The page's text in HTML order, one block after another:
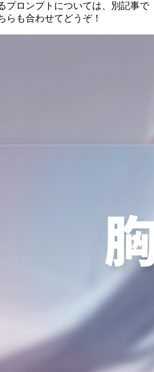
プロンプトについては、別記事で
らも合わせてどうぞ！